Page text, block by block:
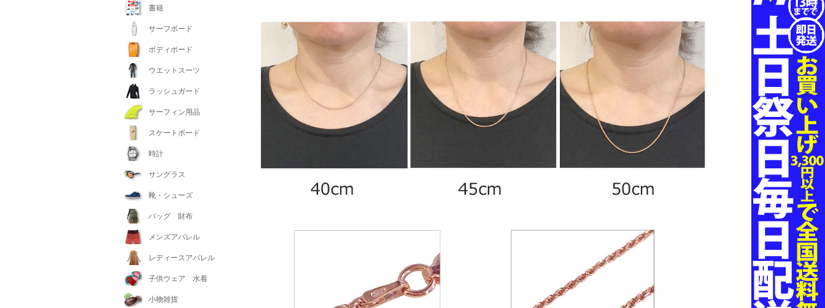
書籍
サーフボード
ボディボード
ウエットスーツ
ラッシュガード
サーフィン用品
スケートボード
時計
サングラス
靴・シューズ
バッグ 財布
メンズアパレル
レディースアパレル
子供ウェア 水着
小物雑貨